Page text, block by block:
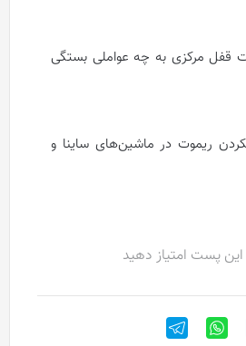
قفل مرکزی به چه عواملی بستگی
ریموت در ماشین‌های ساینا و
این پست امتیاز دهید